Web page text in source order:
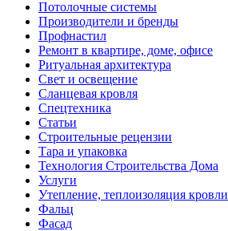
Потолочные системы
Производители и бренды
Профнастил
Ремонт в квартире, доме, офисе
Ритуальная архитектура
Свет и освещение
Сланцевая кровля
Спецтехника
Статьи
Строительные рецензии
Тара и упаковка
Технология Строительства Дома
Услуги
Утепление, теплоизоляция кровли
Фальц
Фасад